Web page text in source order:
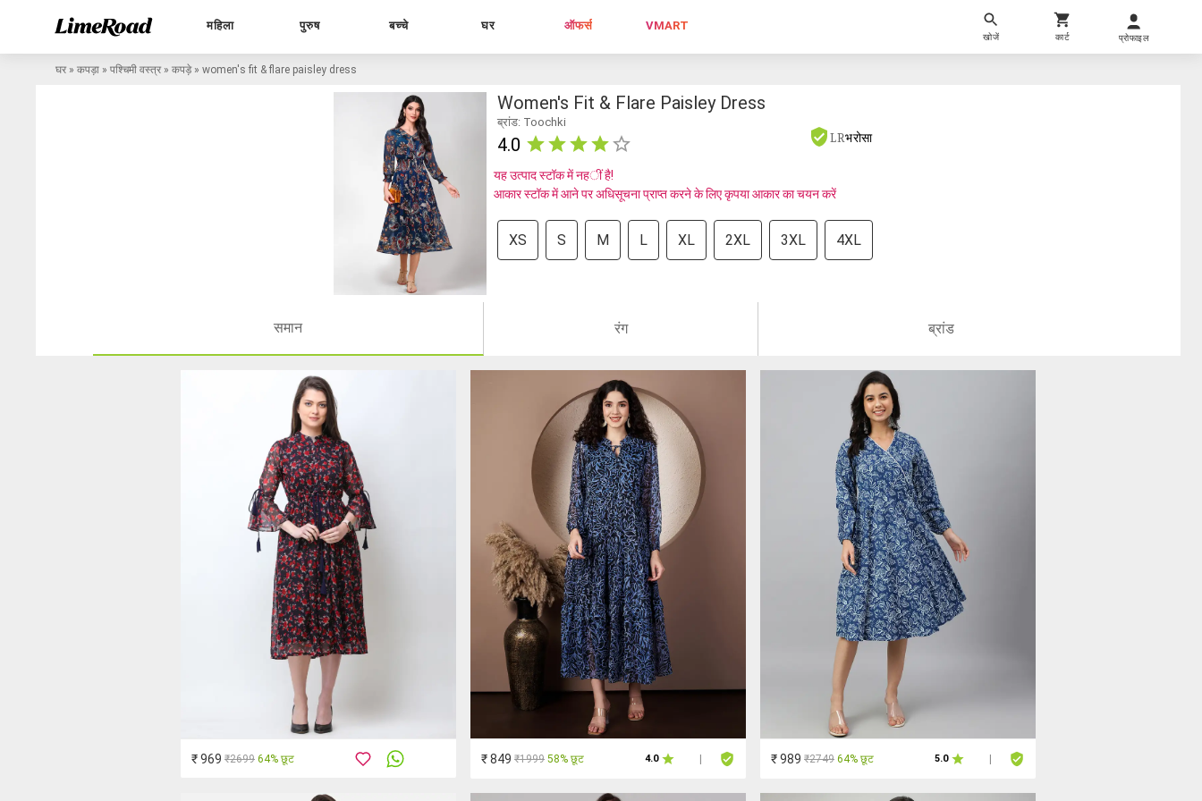
महिला पुरुष बच्चे घर ऑफर्स VMART
खोजें कार्ट प्रोफाइल
घर » कपड़ा » पश्चिमी वस्त्र » कपड़े » women's fit & flare paisley dress
Women's Fit & Flare Paisley Dress
ब्रांड: Toochki
4.0 LRभरोसा
यह उत्पाद स्टॉक में नहीं है!
आकार स्टॉक में आने पर अधिसूचना प्राप्त करने के लिए कृपया आकार का चयन करें
XS S M L XL 2XL 3XL 4XL
समान रंग ब्रांड
₹ 969 ₹2699 64% छूट ₹ 849 ₹1999 58% छूट 4.0 ₹ 989 ₹2749 64% छूट 5.0